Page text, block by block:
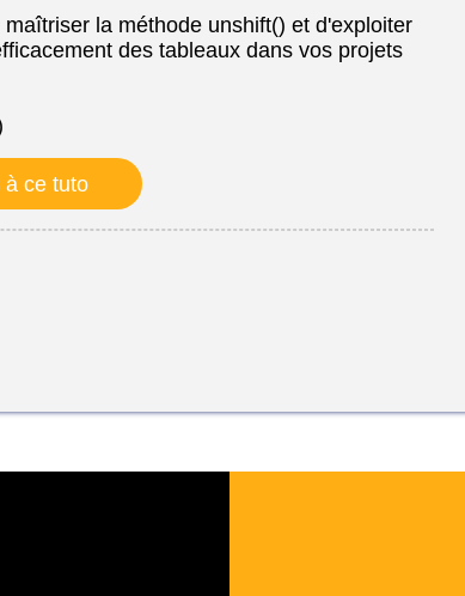
la méthode unshift() et d'exploiter
des tableaux dans vos projets
à ce tuto